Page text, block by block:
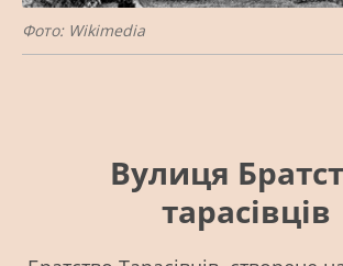
Фото: Wikimedia
Вулиця
тарасівців